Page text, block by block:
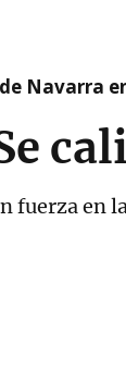
Navarra
fuerza en